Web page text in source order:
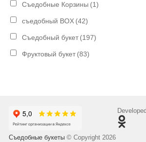
Съедобные Корзины (1)
съедобный BOX (42)
Съедобный букет (197)
Фруктовый букет (83)
Съедобные букеты © Copyright 2026